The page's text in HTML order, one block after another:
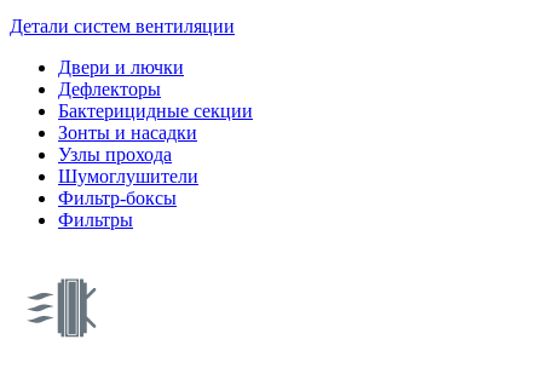
Детали систем вентиляции
Двери и лючки
Дефлекторы
Бактерицидные секции
Зонты и насадки
Узлы прохода
Шумоглушители
Фильтр-боксы
Фильтры